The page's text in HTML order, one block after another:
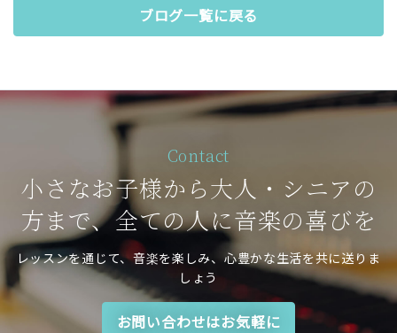
ブログ一覧に戻る
Contact
小さなお子様から大人・シニアの
方まで、全ての人に音楽の喜びを
レッスンを通じて、音楽を楽しみ、心豊かな生活を共に送りま
しょう
お問い合わせはお気軽に